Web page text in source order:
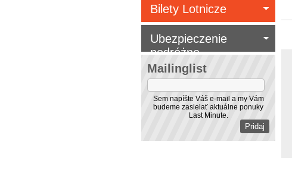
Mailinglist
Sem napíšte Váš e-mail a my Vám
budeme zasielať aktuálne ponuky
Last Minute.
Bilety Lotnicze
Ubezpieczenie
podróżne